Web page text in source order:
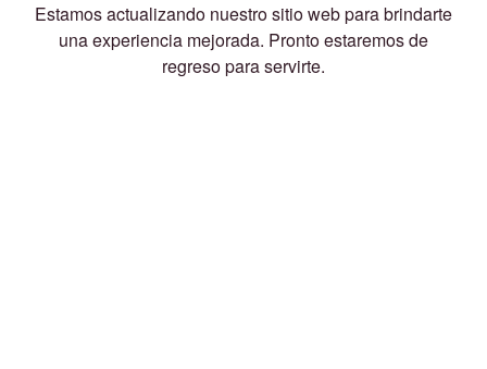
Estamos actualizando nuestro sitio web para brindarte
una experiencia mejorada. Pronto estaremos de
regreso para servirte.